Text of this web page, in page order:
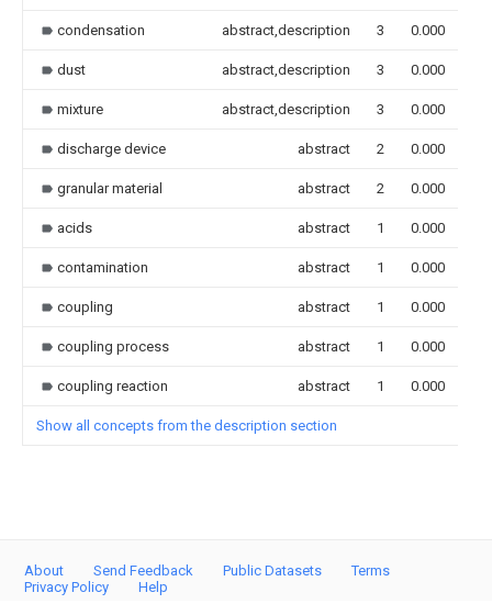
condensation abstract,description 3 0.000
dust abstract,description 3 0.000
mixture abstract,description 3 0.000
discharge device abstract 2 0.000
granular material abstract 2 0.000
acids abstract 1 0.000
contamination abstract 1 0.000
coupling abstract 1 0.000
coupling process abstract 1 0.000
coupling reaction abstract 1 0.000
Show all concepts from the description section
About Send Feedback Public Datasets
Terms
Privacy Policy
Help